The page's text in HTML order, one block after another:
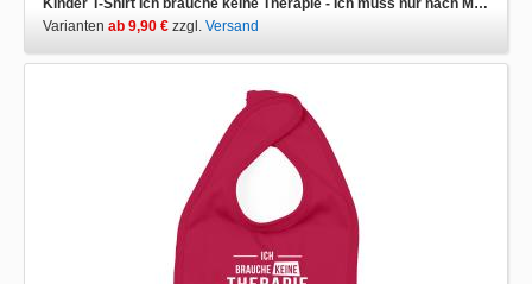
Kinder T-Shirt Ich brauche keine Therapie - Ich muss nur nach München
Varianten ab 9,90 € zzgl. Versand